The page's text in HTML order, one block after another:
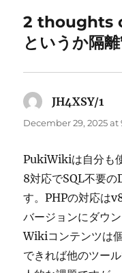
2 thoughts
というか隔
JH4XSY/1
December 29, 2025 at
PukiWikiは自分も
8対応でSQL不要
す。PHPの対応は
バージョンにダウ
Wikiコンテンツは
できれば他のツー